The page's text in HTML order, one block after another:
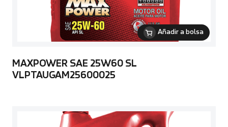
Añadir a bolsa
MAXPOWER SAE 25W60 SL
VLPTAUGAM25600025